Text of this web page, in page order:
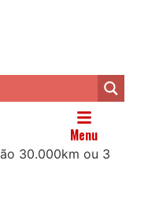
Menu
30.000km ou 3